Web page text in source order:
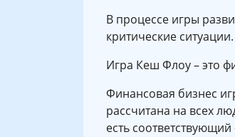
В процессе игры
критические ситуации.
Игра Кеш Флоу – это
Финансовая бизнес
рассчитана на всех
есть